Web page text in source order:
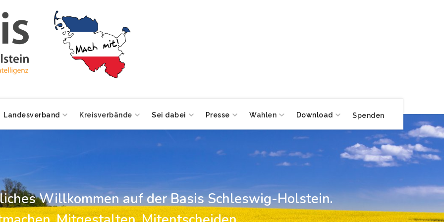
Landesverband Kreisverbände Sei dabei Presse Wahlen Download Spenden
Willkommen auf der Basis Schleswig-Holstein.